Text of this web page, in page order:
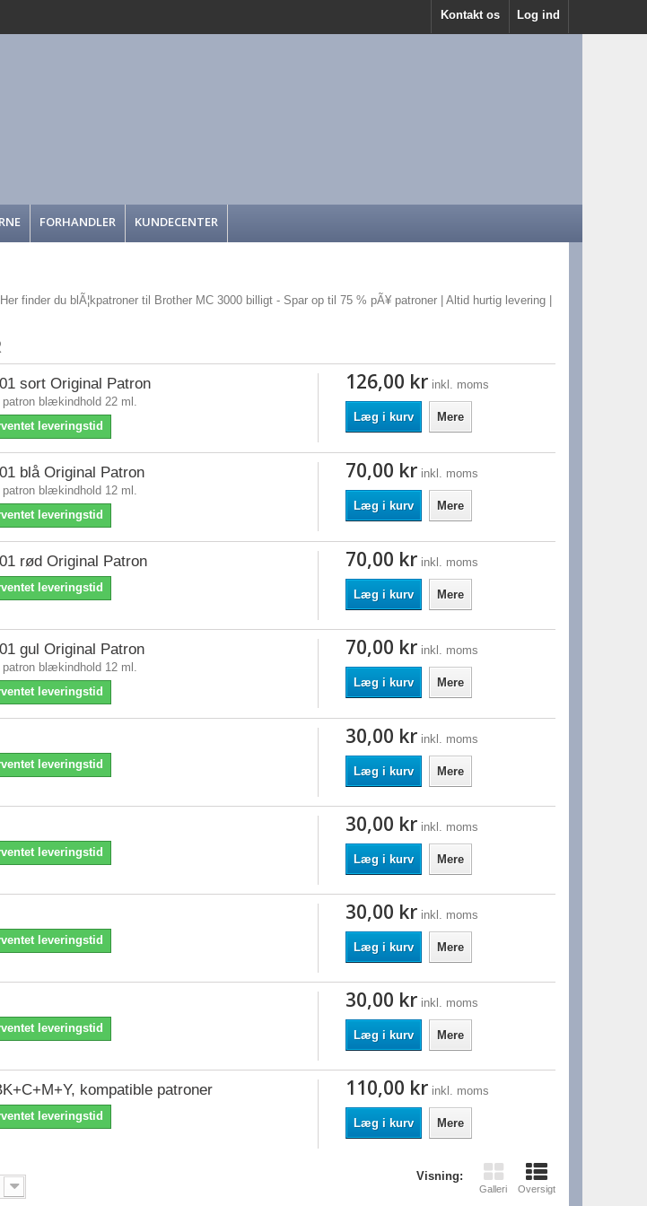
Log ind
Kontakt os
FORHANDLER KUNDECENTER
finder du blÃ¦kpatroner til Brother MC 3000 billigt - Spar op til 75 % pÃ¥ patroner | Altid hurtig levering |
sort Original Patron
patron blækindhold 22 ml.
leveringstid
126,00 kr inkl. moms
Læg i kurv Mere
blå Original Patron
patron blækindhold 12 ml.
leveringstid
70,00 kr inkl. moms
Læg i kurv Mere
rød Original Patron
leveringstid
70,00 kr inkl. moms
Læg i kurv Mere
gul Original Patron
patron blækindhold 12 ml.
leveringstid
70,00 kr inkl. moms
Læg i kurv Mere
leveringstid
30,00 kr inkl. moms
Læg i kurv Mere
leveringstid
30,00 kr inkl. moms
Læg i kurv Mere
leveringstid
30,00 kr inkl. moms
Læg i kurv Mere
leveringstid
30,00 kr inkl. moms
Læg i kurv Mere
kompatible patroner
leveringstid
110,00 kr inkl. moms
Læg i kurv Mere
Visning:
Galleri Oversigt